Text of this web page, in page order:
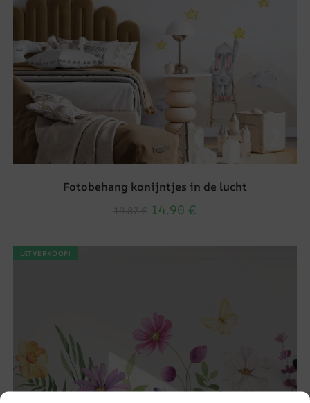
Fotobehang konijntjes in de lucht
14.90 €
UITVERKOOP!